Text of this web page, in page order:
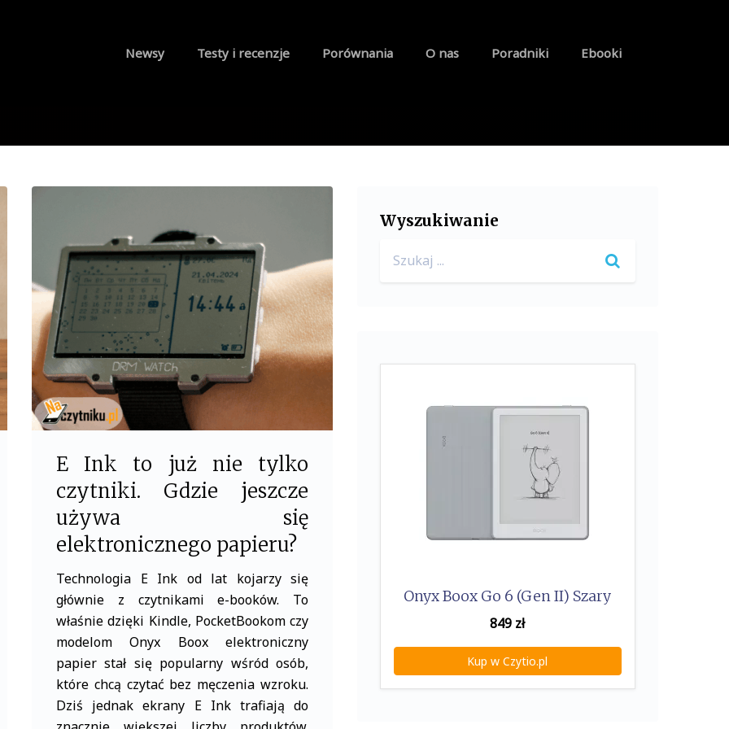
Newsy Testy i recenzje Porównania O nas Poradniki Ebooki
E Ink to już nie tylko
czytniki. Gdzie jeszcze
używa się
elektronicznego papieru?
Technologia E Ink od lat kojarzy się
głównie z czytnikami e-booków. To
właśnie dzięki Kindle, PocketBookom czy
modelom Onyx Boox elektroniczny
papier stał się popularny wśród osób,
które chcą czytać bez męczenia wzroku.
Dziś jednak ekrany E Ink trafiają do
Wyszukiwanie
for:
Onyx Boox Go 6 (Gen II) Szary
849 zł
Kup w Czytio.pl